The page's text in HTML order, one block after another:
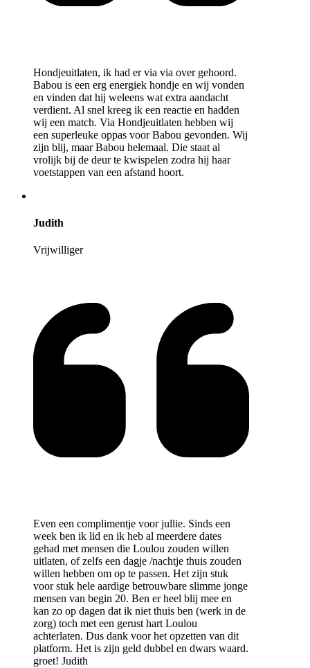
Hondjeuitlaten, ik had er via via over gehoord.
Babou is een erg energiek hondje en wij vonden
en vinden dat hij weleens wat extra aandacht
verdient. Al snel kreeg ik een reactie en hadden
wij een match. Via Hondjeuitlaten hebben wij
een superleuke oppas voor Babou gevonden. Wij
zijn blij, maar Babou helemaal. Die staat al
vrolijk bij de deur te kwispelen zodra hij haar
voetstappen van een afstand hoort.
Judith
Vrijwilliger
Even een complimentje voor jullie. Sinds een
week ben ik lid en ik heb al meerdere dates
gehad met mensen die Loulou zouden willen
uitlaten, of zelfs een dagje /nachtje thuis zouden
willen hebben om op te passen. Het zijn stuk
voor stuk hele aardige betrouwbare slimme jonge
mensen van begin 20. Ben er heel blij mee en
kan zo op dagen dat ik niet thuis ben (werk in de
zorg) toch met een gerust hart Loulou
achterlaten. Dus dank voor het opzetten van dit
platform. Het is zijn geld dubbel en dwars waard.
groet! Judith